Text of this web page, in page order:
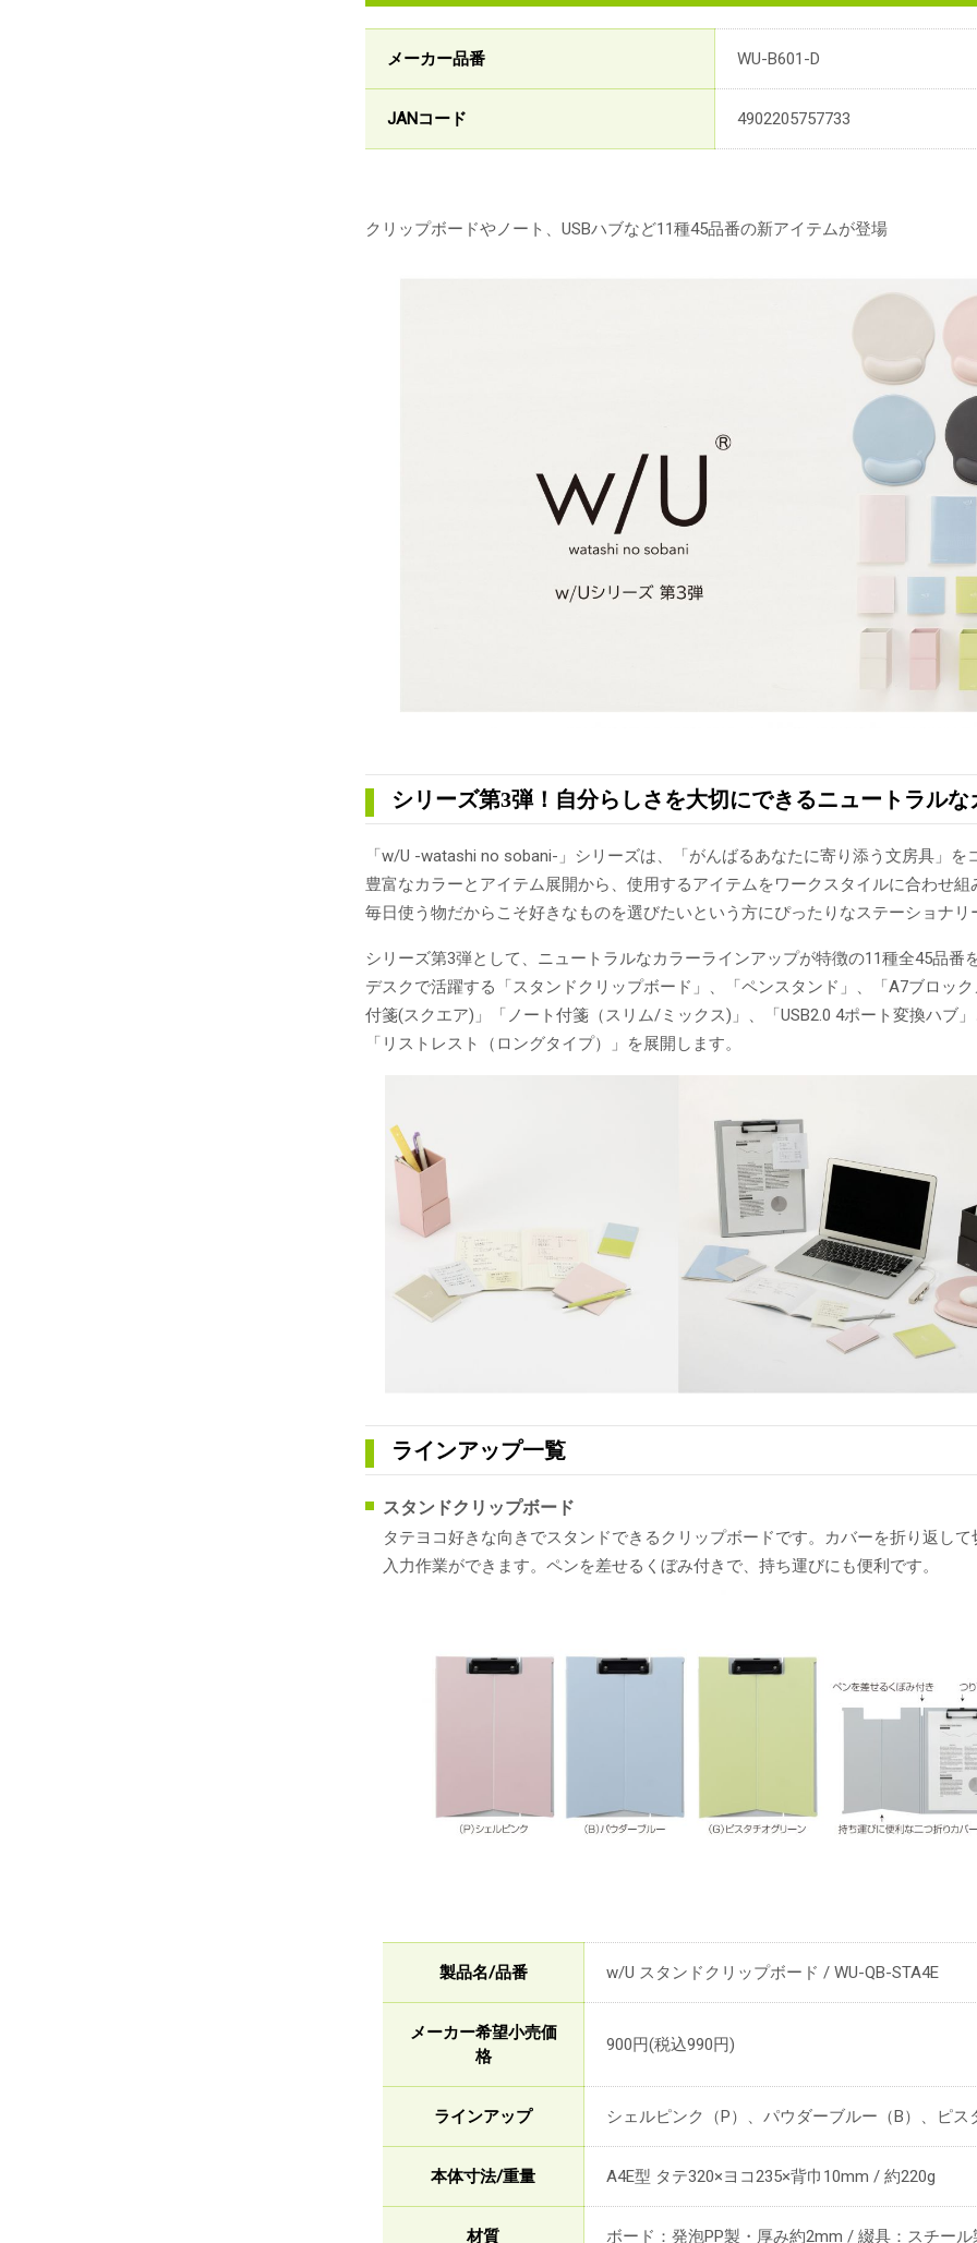
メーカー品番 WU-B601-D
JANコード 4902205757733
クリップボードやノート、USBハブなど11種45品番の新アイテムが登場
シリーズ第3弾！自分らしさを大切にできるニュートラル
「w/U -watashi no sobani-」シリーズは、「がんばるあなたに寄り添う文房具」
豊富なカラーとアイテム展開から、使用するアイテムをワークスタイルに合わせ
毎日使う物だからこそ好きなものを選びたいという方にぴったりなステーショナリ
シリーズ第3弾として、ニュートラルなカラーラインアップが特徴の11種全45品番
デスクで活躍する「スタンドクリップボード」、「ペンスタンド」、「A7ブロッ
付箋(スクエア)」「ノート付箋（スリム/ミックス)」、「USB2.0 4ポート変換ハブ
「リストレスト（ロングタイプ）」を展開します。
ラインアップ一覧
スタンドクリップボード
タテヨコ好きな向きでスタンドできるクリップボードです。カバーを折り返し
入力作業ができます。ペンを差せるくぼみ付きで、持ち運びにも便利です。
製品名/品番 w/U スタンドクリップボード / WU-QB-STA4E
メーカー希望小売価
格
900円(税込990円)
ラインアップ シェルピンク（P）、パウダーブルー（B）、ピス
本体寸法/重量 A4E型 タテ320×ヨコ235×背巾10mm / 約220g
材質 ボード：発泡PP製・厚み約2mm / 綴具：スチー